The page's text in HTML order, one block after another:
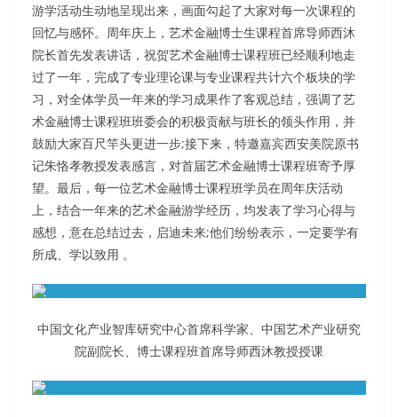
游学活动生动地呈现出来，画面勾起了大家对每一次课程的
回忆与感怀。周年庆上，艺术金融博士生课程首席导师西沐
院长首先发表讲话，祝贺艺术金融博士课程班已经顺利地走
过了一年，完成了专业理论课与专业课程共计六个板块的学
习，对全体学员一年来的学习成果作了客观总结，强调了艺
术金融博士课程班班委会的积极贡献与班长的领头作用，并
鼓励大家百尺竿头更进一步;接下来，特邀嘉宾西安美院原书
记朱恪孝教授发表感言，对首届艺术金融博士课程班寄予厚
望。最后，每一位艺术金融博士课程班学员在周年庆活动
上，结合一年来的艺术金融游学经历，均发表了学习心得与
感想，意在总结过去，启迪未来;他们纷纷表示，一定要学有
所成、学以致用 。
中国文化产业智库研究中心首席科学家、中国艺术产业研究
院副院长、博士课程班首席导师西沐教授授课